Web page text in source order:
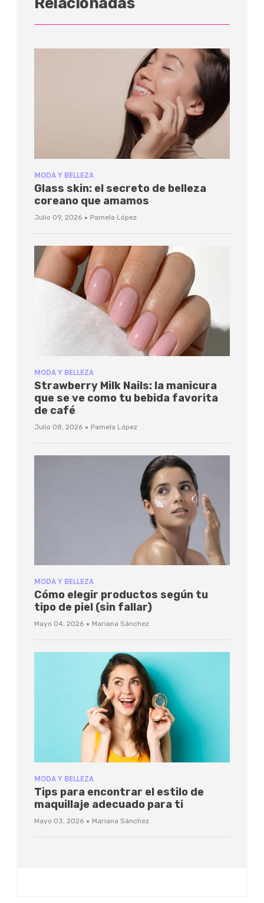
MODA Y BELLEZA
Glass skin: el secreto de belleza
coreano que amamos
Julio 09, 2026 · Pamela López
MODA Y BELLEZA
Strawberry Milk Nails: la manicura
que se ve como tu bebida favorita
de café
Julio 08, 2026 · Pamela López
MODA Y BELLEZA
Cómo elegir productos según tu
tipo de piel (sin fallar)
Mayo 04, 2026 · Mariana Sánchez
MODA Y BELLEZA
Tips para encontrar el estilo de
maquillaje adecuado para ti
Mayo 03, 2026 · Mariana Sánchez